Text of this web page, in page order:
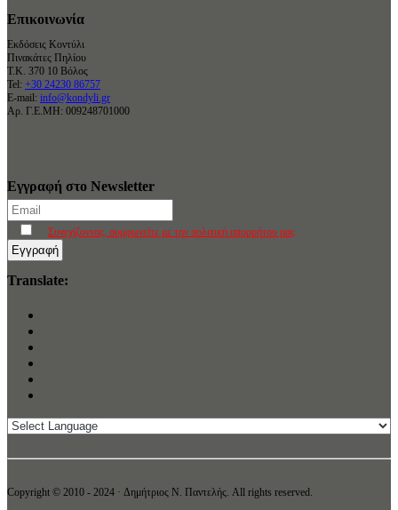
Επικοινωνία
Εκδόσεις Κοντύλι
Πινακάτες Πηλίου
Τ.Κ. 370 10 Βόλος
Tel: +30 24230 86757
E-mail: info@kondyli.gr
Αρ. Γ.Ε.ΜΗ: 009248701000
Εγγραφή στο Newsletter
Συνεχίζοντας, συμφωνείτε με την πολιτική απορρήτου μας
Translate:
Copyright © 2010 - 2024 · Δημήτριος N. Παντελής. All rights reserved.